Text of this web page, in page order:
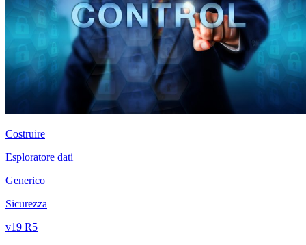
Costruire
Esploratore dati
Generico
Sicurezza
v19 R5